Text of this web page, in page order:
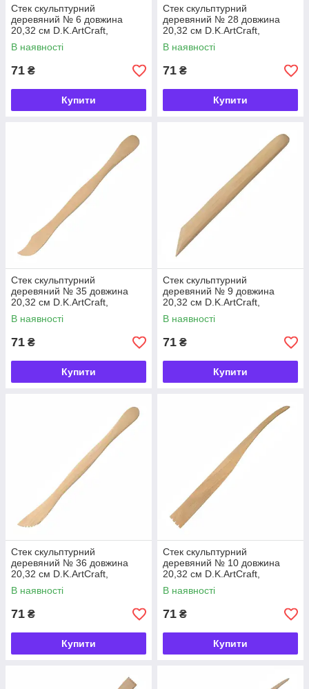
Стек скульптурний
деревяний № 6 довжина
20,32 см D.K.ArtCraft,
94161906
В наявності
71 ₴
Купити
Стек скульптурний
деревяний № 28 довжина
20,32 см D.K.ArtCraft,
94161928
В наявності
71 ₴
Купити
Стек скульптурний
деревяний № 35 довжина
20,32 см D.K.ArtCraft,
94161935
В наявності
71 ₴
Купити
Стек скульптурний
деревяний № 9 довжина
20,32 см D.K.ArtCraft,
94161909
В наявності
71 ₴
Купити
Стек скульптурний
деревяний № 36 довжина
20,32 см D.K.ArtCraft,
94161936
В наявності
71 ₴
Купити
Стек скульптурний
деревяний № 10 довжина
20,32 см D.K.ArtCraft,
94161910
В наявності
71 ₴
Купити